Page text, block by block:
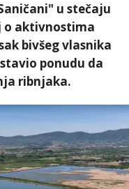
u stečaju
o aktivnostima
bivšeg vlasnika
ponudu da
ribnjaka.